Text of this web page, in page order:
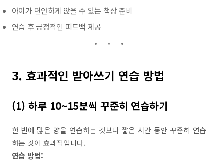
아이가 편안하게 앉을 수 있는 책상 준비
연습 후 긍정적인 피드백 제공
3. 효과적인 받아쓰기 연습 방법
(1) 하루 10~15분씩 꾸준히 연습하기
한 번에 많은 양을 연습하는 것보다 짧은 시간 동안 꾸준히 연습
하는 것이 효과적입니다.
연습 방법: